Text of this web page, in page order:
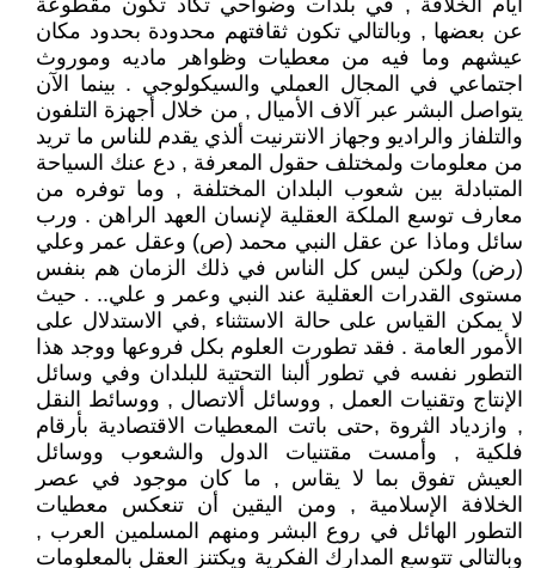
أيام الخلافة , في بلدات وضواحي تكاد تكون مقطوعة
عن بعضها , وبالتالي تكون ثقافتهم محدودة بحدود مكان
عيشهم وما فيه من معطيات وظواهر ماديه وموروث
اجتماعي في المجال العملي والسيكولوجي . بينما الآن
يتواصل البشر عبر آلاف الأميال , من خلال أجهزة التلفون
والتلفاز والراديو وجهاز الانترنيت ألذي يقدم للناس ما تريد
من معلومات ولمختلف حقول المعرفة , دع عنك السياحة
المتبادلة بين شعوب البلدان المختلفة , وما توفره من
معارف توسع الملكة العقلية لإنسان العهد الراهن . ورب
سائل وماذا عن عقل النبي محمد (ص) وعقل عمر وعلي
(رض) ولكن ليس كل الناس في ذلك الزمان هم بنفس
مستوى القدرات العقلية عند النبي وعمر و علي.. . حيث
لا يمكن القياس على حالة الاستثناء ,في الاستدلال على
الأمور العامة . فقد تطورت العلوم بكل فروعها ووجد هذا
التطور نفسه في تطور ألبنا التحتية للبلدان وفي وسائل
الإنتاج وتقنيات العمل , ووسائل ألاتصال , ووسائط النقل
, وازدياد الثروة ,حتى باتت المعطيات الاقتصادية بأرقام
فلكية , وأمست مقتنيات الدول والشعوب ووسائل
العيش تفوق بما لا يقاس , ما كان موجود في عصر
الخلافة الإسلامية , ومن اليقين أن تنعكس معطيات
التطور الهائل في روع البشر ومنهم المسلمين العرب ,
وبالتالي تتوسع المدارك الفكرية ويكتنز العقل بالمعلومات